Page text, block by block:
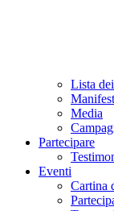
Lista
Media
Partecipare
Eventi
Cartina